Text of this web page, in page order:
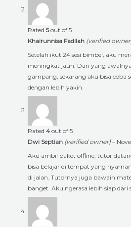
Rated 5out of 5
Khairunnisa Fadilah (verified
Setelah ikut 24 sesi bimbel, aku
meningkat jauh. Dari yang
gampang, sekarang aku bisa coba
dengan lebih yakin.
Rated 4 out of 5
Dwi Septian (verified owner) –
Aku ambil paket offline, tutor
bisa belajar di tempat yang
di jalan. Tutornya juga bawain
banget. Aku ngerasa lebih siap dari